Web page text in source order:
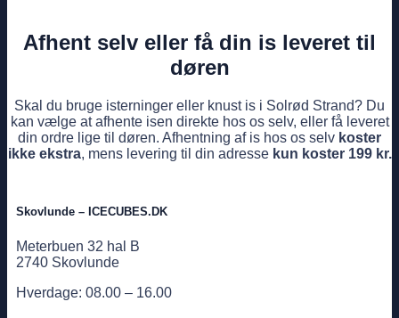
Afhent selv eller få din is leveret til
døren
Skal du bruge isterninger eller knust is i Solrød Strand? Du
kan vælge at afhente isen direkte hos os selv, eller få leveret
din ordre lige til døren. Afhentning af is hos os selv koster
ikke ekstra, mens levering til din adresse kun koster 199 kr.
Skovlunde – ICECUBES.DK
Meterbuen 32 hal B
2740 Skovlunde
Hverdage: 08.00 – 16.00